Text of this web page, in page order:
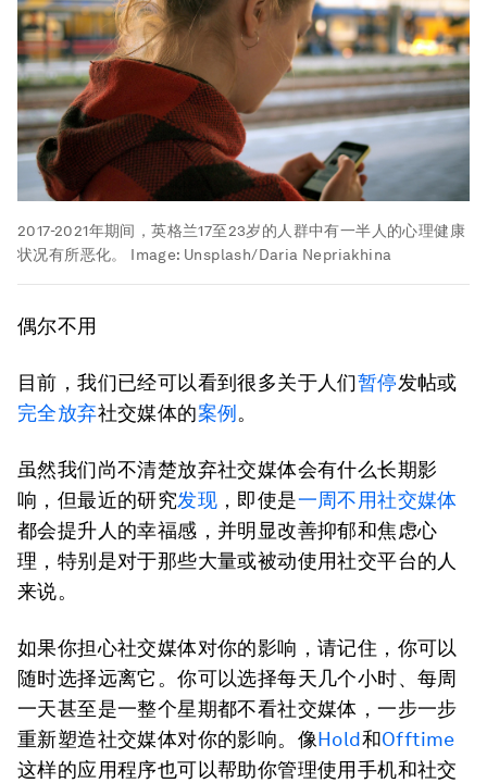
2017-2021年期间，英格兰17至23岁的人群中有一半人的心理健康
状况有所恶化。
Image: Unsplash/Daria Nepriakhina
偶尔不用
目前，我们已经可以看到很多关于人们暂停发帖或
完全放弃社交媒体的案例 。
虽然我们尚不清楚放弃社交媒体会有什么长期影
响，但最近的研究发现 ，即使是一周不用社交媒体
都会提升人的幸福感，并明显改善抑郁和焦虑心
理，特别是对于那些大量或被动使用社交平台的人
来说。
如果你担心社交媒体对你的影响，请记住，你可以
随时选择远离它。你可以选择每天几个小时、每周
一天甚至是一整个星期都不看社交媒体，一步一步
重新塑造社交媒体对你的影响。像Hold和Offtime
这样的应用程序也可以帮助你管理使用手机和社交